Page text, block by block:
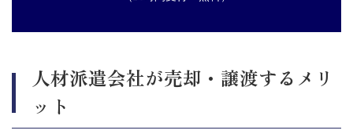
人材派遣会社が売却・譲渡するメリ
ット